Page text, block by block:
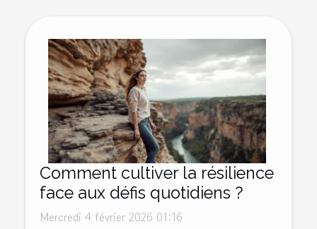
Comment cultiver la résilience
face aux défis quotidiens ?
Mercredi 4 février 2026 01:16